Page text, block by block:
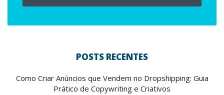
POSTS RECENTES
Como Criar Anúncios que Vendem no Dropshipping: Guia
Prático de Copywriting e Criativos